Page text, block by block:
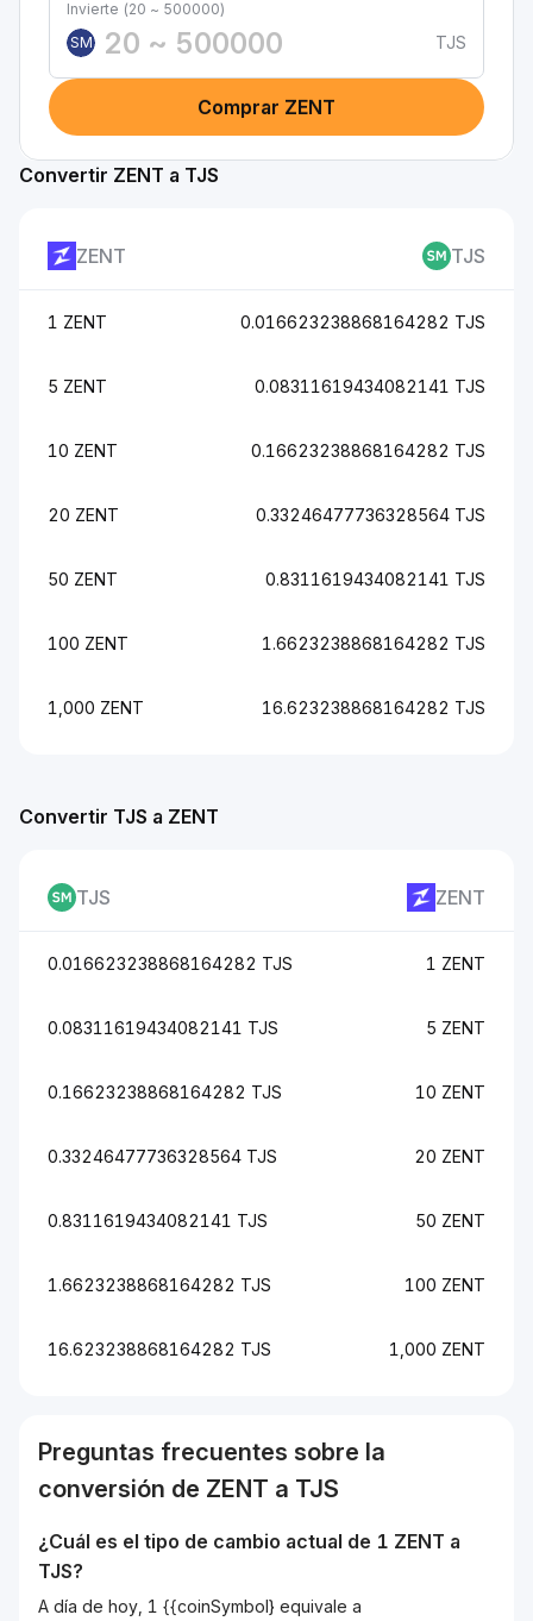
Invierte (20 ~ 500000)
SM
TJS
Comprar ZENT
Convertir ZENT a TJS
ZENT TJS
1 ZENT 0.016623238868164282 TJS
5 ZENT 0.08311619434082141 TJS
10 ZENT 0.16623238868164282 TJS
20 ZENT 0.33246477736328564 TJS
50 ZENT 0.8311619434082141 TJS
100 ZENT 1.6623238868164282 TJS
1,000 ZENT 16.623238868164282 TJS
Convertir TJS a ZENT
TJS ZENT
0.016623238868164282 TJS 1 ZENT
0.08311619434082141 TJS 5 ZENT
0.16623238868164282 TJS 10 ZENT
0.33246477736328564 TJS 20 ZENT
0.8311619434082141 TJS 50 ZENT
1.6623238868164282 TJS 100 ZENT
16.623238868164282 TJS 1,000 ZENT
Preguntas frecuentes sobre la
conversión de ZENT a TJS
¿Cuál es el tipo de cambio actual de 1 ZENT a
TJS?
A día de hoy, 1 {{coinSymbol} equivale a